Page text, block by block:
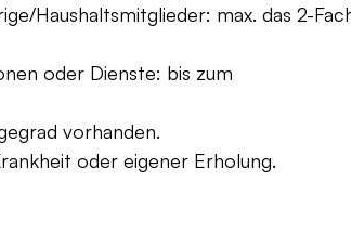
Haushaltsmitglieder: max. das 2-
oder Dienste: bis zum
vorhanden.
oder eigener Erholung.